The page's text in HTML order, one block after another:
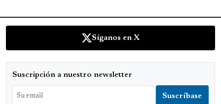
Síganos en X
Suscripción a nuestro newsletter